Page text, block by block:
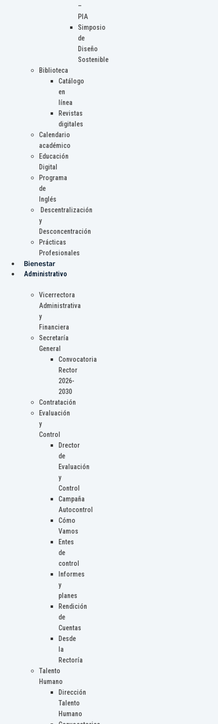
–
PIA
Simposio
de
Diseño
Sostenible
Biblioteca
Catálogo
en
línea
Revistas
digitales
Calendario
académico
Educación
Digital
Programa
de
Inglés
Descentralización
y
Desconcentración
Prácticas
Profesionales
Bienestar
Administrativo
Vicerrectora
Administrativa
y
Financiera
Secretaría
General
Convocatoria
Rector
2026-
2030
Contratación
Evaluación
y
Control
Drector
de
Evaluación
y
Control
Campaña
Autocontrol
Cómo
Vamos
Entes
de
control
Informes
y
planes
Rendición
de
Cuentas
Desde
la
Rectoría
Talento
Humano
Dirección
Talento
Humano